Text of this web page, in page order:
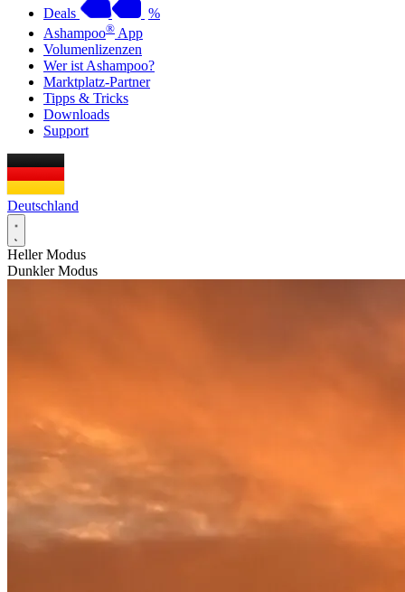
Deals
%
Ashampoo® App
Volumenlizenzen
Wer ist Ashampoo?
Marktplatz-Partner
Tipps & Tricks
Downloads
Support
Deutschland
Heller Modus
Dunkler Modus